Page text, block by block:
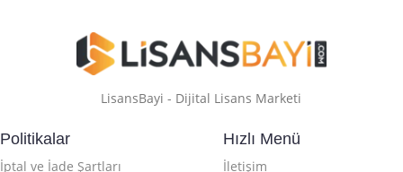
LisansBayi - Dijital Lisans Marketi
Politikalar
İptal ve İade Şartları
Hızlı Menü
İletişim